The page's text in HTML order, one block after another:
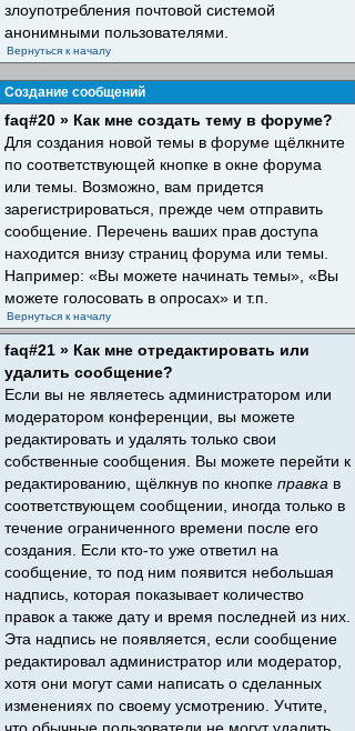
злоупотребления почтовой системой
анонимными пользователями.
Вернуться к началу
Создание сообщений
faq#20 » Как мне создать тему в форуме?
Для создания новой темы в форуме щёлкните
по соответствующей кнопке в окне форума
или темы. Возможно, вам придется
зарегистрироваться, прежде чем отправить
сообщение. Перечень ваших прав доступа
находится внизу страниц форума или темы.
Например: «Вы можете начинать темы», «Вы
можете голосовать в опросах» и т.п.
Вернуться к началу
faq#21 » Как мне отредактировать или
удалить сообщение?
Если вы не являетесь администратором или
модератором конференции, вы можете
редактировать и удалять только свои
собственные сообщения. Вы можете перейти к
редактированию, щёлкнув по кнопке правка в
соответствующем сообщении, иногда только в
течение ограниченного времени после его
создания. Если кто-то уже ответил на
сообщение, то под ним появится небольшая
надпись, которая показывает количество
правок а также дату и время последней из них.
Эта надпись не появляется, если сообщение
редактировал администратор или модератор,
хотя они могут сами написать о сделанных
изменениях по своему усмотрению. Учтите,